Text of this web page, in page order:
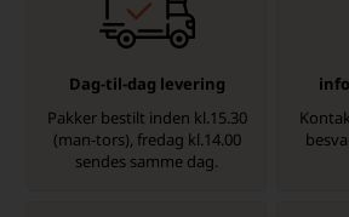
Dag-til-dag levering
Pakker bestilt inden kl.15.30
(man-tors), fredag kl.14.00
sendes samme dag.